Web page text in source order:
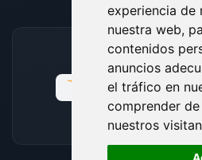
experiencia de
nuestra web,
contenidos
anuncios
el tráfico en
comprender
nuestros
MÉTODOS DE